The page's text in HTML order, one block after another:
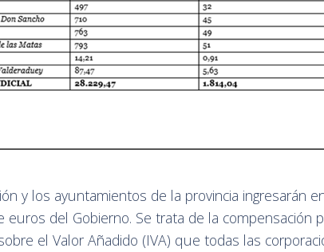
y los ayuntamientos de la provincia ingresarán
euros del Gobierno. Se trata de la compensación
el Valor Añadido (IVA) que todas las